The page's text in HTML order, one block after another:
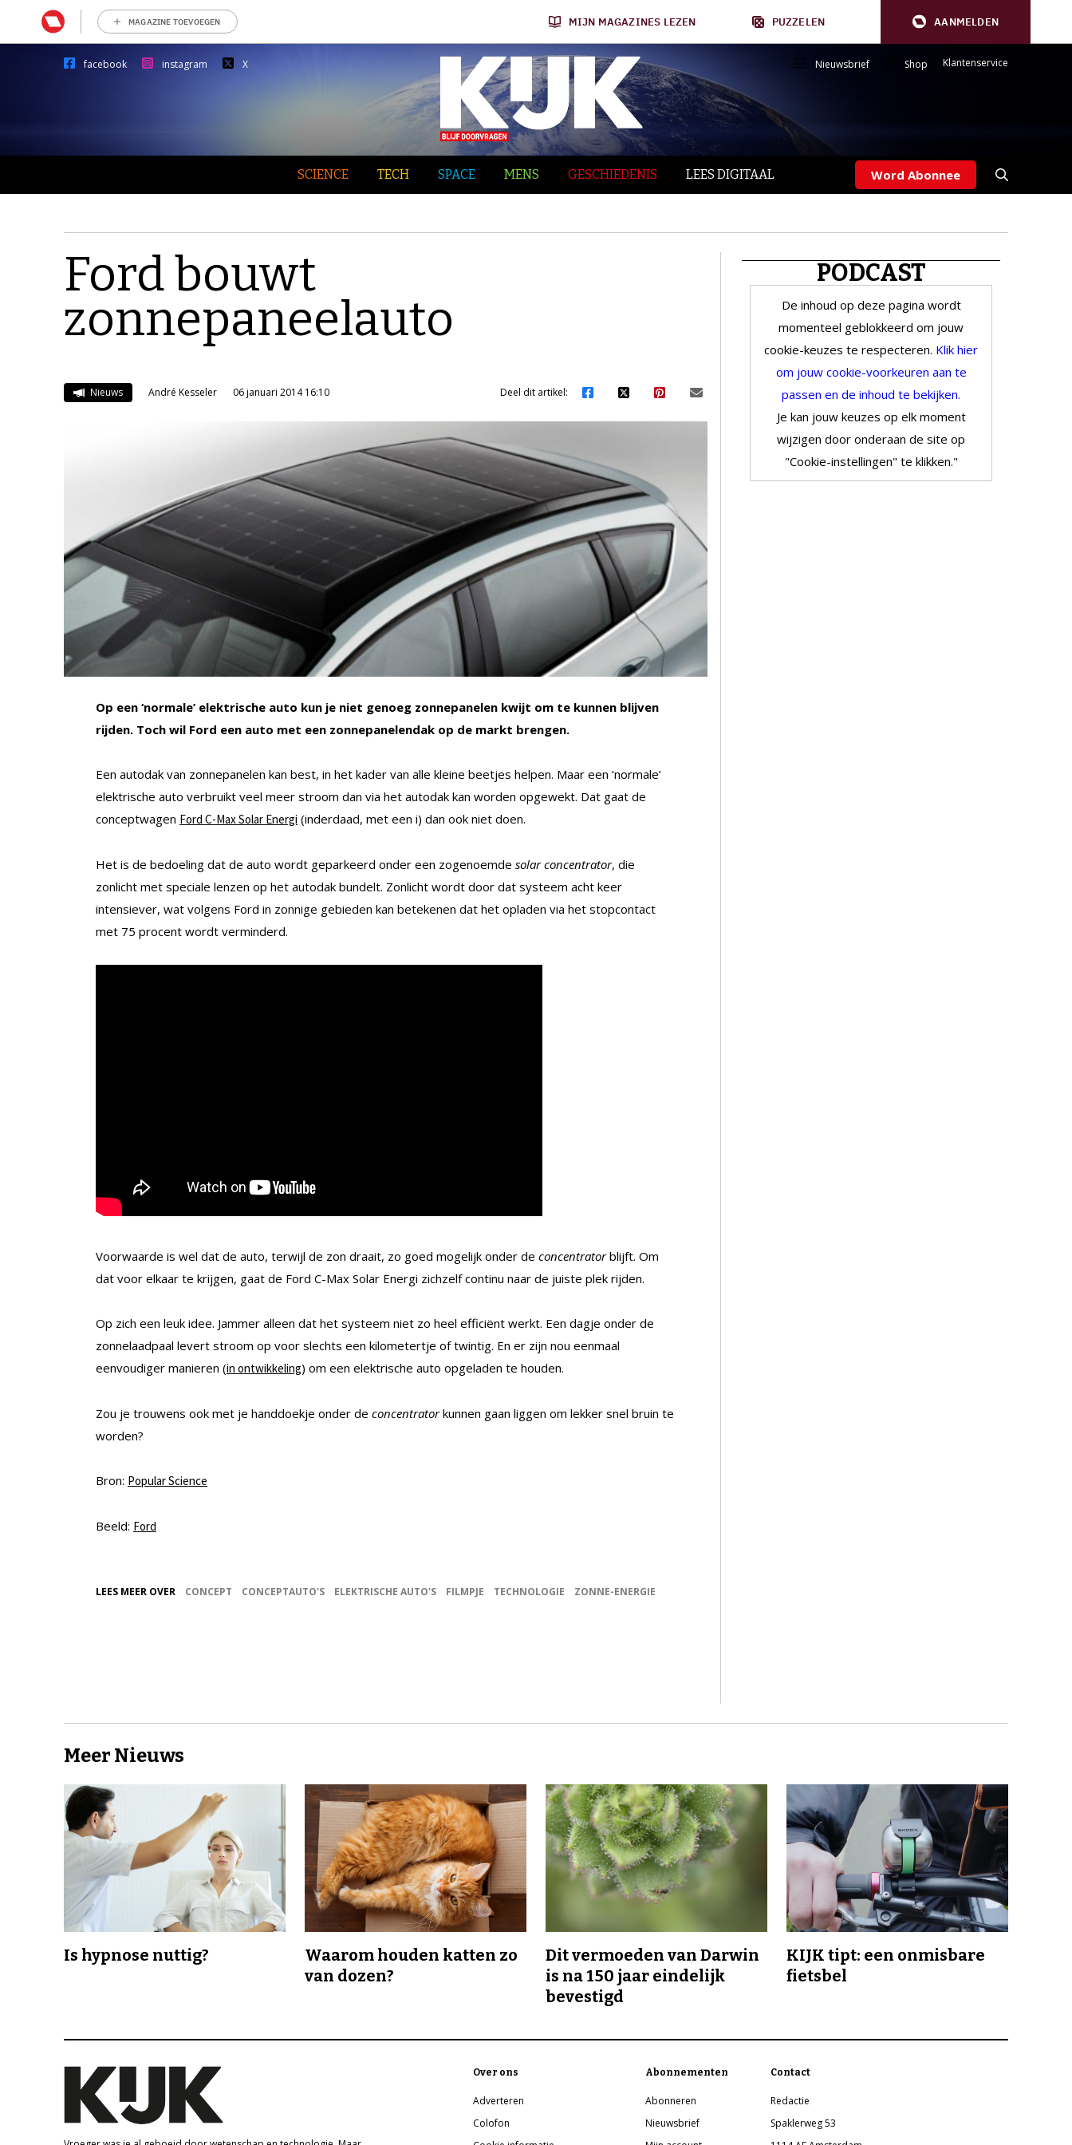
MAGAZINE TOEVOEGEN MIJN MAGAZINES LEZEN PUZZELEN AANMELDEN
facebook instagram X Nieuwsbrief Shop Klantenservice
SCIENCE TECH SPACE MENS GESCHIEDENIS LEES DIGITAAL Word Abonnee
Ford bouwt
zonnepaneelauto
Nieuws André Kesseler 06 januari 2014 16:10 Deel dit artikel:
Op een ‘normale’ elektrische auto kun je niet genoeg zonnepanelen kwijt om te kunnen blijven
rijden. Toch wil Ford een auto met een zonnepanelendak op de markt brengen.
Een autodak van zonnepanelen kan best, in het kader van alle kleine beetjes helpen. Maar een ‘normale’
elektrische auto verbruikt veel meer stroom dan via het autodak kan worden opgewekt. Dat gaat de
conceptwagen Ford C-Max Solar Energi (inderdaad, met een i) dan ook niet doen.
Het is de bedoeling dat de auto wordt geparkeerd onder een zogenoemde solar concentrator, die
zonlicht met speciale lenzen op het autodak bundelt. Zonlicht wordt door dat systeem acht keer
intensiever, wat volgens Ford in zonnige gebieden kan betekenen dat het opladen via het stopcontact
met 75 procent wordt verminderd.
Voorwaarde is wel dat de auto, terwijl de zon draait, zo goed mogelijk onder de concentratorblijft. Om
dat voor elkaar te krijgen, gaat de Ford C-Max Solar Energi zichzelf continu naar de juiste plek rijden.
Op zich een leuk idee. Jammer alleen dat het systeem niet zo heel efficiënt werkt. Een dagje onder de
zonnelaadpaal levert stroom op voor slechts een kilometertje of twintig. En er zijn nou eenmaal
eenvoudiger manieren (in ontwikkeling) om een elektrische auto opgeladen te houden.
Zou je trouwens ook met je handdoekje onder de concentratorkunnen gaan liggen om lekker snel bruin te
worden?
Bron: Popular Science
Beeld: Ford
LEES MEER OVER CONCEPT CONCEPTAUTO'S ELEKTRISCHE AUTO'S FILMPJE TECHNOLOGIE ZONNE-ENERGIE
PODCAST
De inhoud op deze pagina wordt
momenteel geblokkeerd om jouw
cookie-keuzes te respecteren. Klik hier
om jouw cookie-voorkeuren aan te
passen en de inhoud te bekijken.
Je kan jouw keuzes op elk moment
wijzigen door onderaan de site op
"Cookie-instellingen" te klikken."
Meer Nieuws
Is hypnose nuttig?
Waarom houden katten zo
van dozen?
Dit vermoeden van Darwin
is na 150 jaar eindelijk
bevestigd
KIJK tipt: een onmisbare
fietsbel
Over ons
Adverteren
Colofon
Abonnementen
Abonneren
Nieuwsbrief
Contact
Redactie
Spaklerweg 53